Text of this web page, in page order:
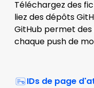
Téléchargez des
liez des dépôts
GitHub permet
chaque push de
IDs de page